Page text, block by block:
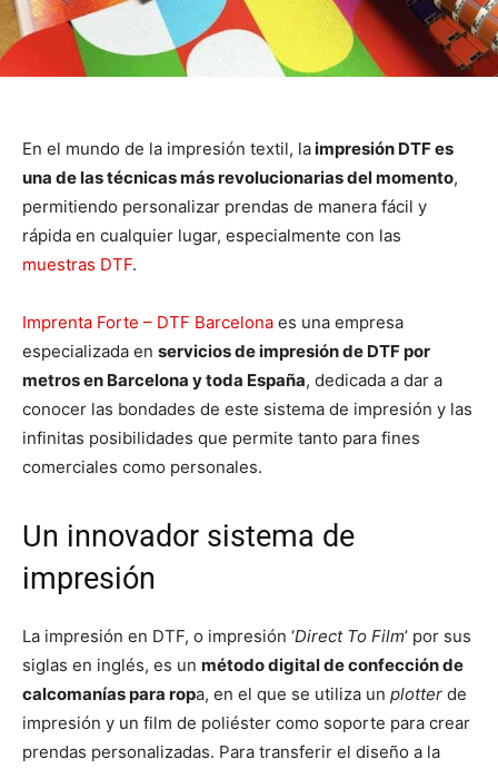
En el mundo de la impresión textil, laimpresión DTF es
una de las técnicas más revolucionarias del momento,
permitiendo personalizar prendas de manera fácil y
rápida en cualquier lugar, especialmente con las
muestras DTF.
Imprenta Forte – DTF Barcelona es una empresa
especializada en servicios de impresión de DTF por
metros en Barcelona y toda España, dedicada a dar a
conocer las bondades de este sistema de impresión y las
infinitas posibilidades que permite tanto para fines
comerciales como personales.
Un innovador sistema de
impresión
La impresión en DTF, o impresión ‘Direct To Film’ por sus
siglas en inglés, es un método digital de confección de
calcomanías para ropa, en el que se utiliza un plotter de
impresión y un film de poliéster como soporte para crear
prendas personalizadas. Para transferir el diseño a la